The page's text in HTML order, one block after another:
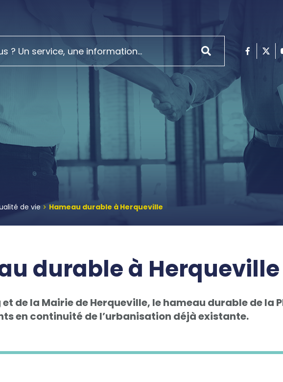
de vie Hameau durable à Herqueville
durable à Herqueville
de la Mairie de Herqueville, le hameau durable de la
en continuité de l’urbanisation déjà existante.